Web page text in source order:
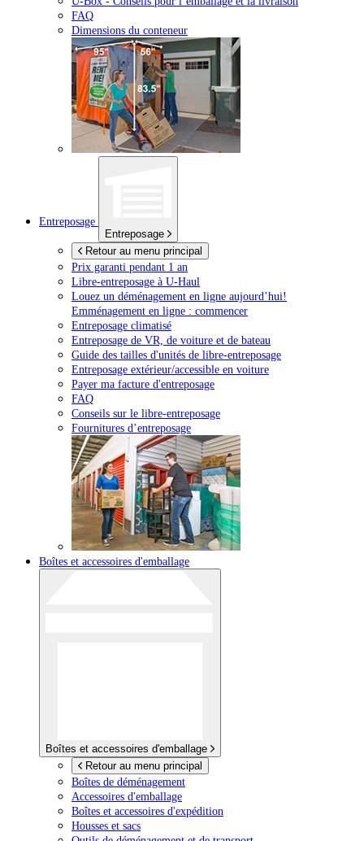
FAQ
Dimensions du conteneur
Entreposage
Entreposage
Retour au menu principal
Prix garanti pendant 1 an
Libre-entreposage à U-Haul
Louez un déménagement en ligne aujourd’hui!
Emménagement en ligne : commencer
Entreposage climatisé
Entreposage de VR, de voiture et de bateau
Guide des tailles d'unités de libre-entreposage
Entreposage extérieur/accessible en voiture
Payer ma facture d'entreposage
FAQ
Conseils sur le libre-entreposage
Fournitures d’entreposage
Boîtes et accessoires d'emballage
Boîtes et accessoires d'emballage
Retour au menu principal
Boîtes de déménagement
Accessoires d'emballage
Boîtes et accessoires d'expédition
Housses et sacs